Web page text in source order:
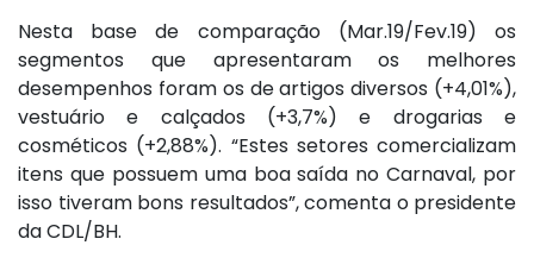
Nesta base de comparação (Mar.19/Fev.19) os
segmentos que apresentaram os melhores
desempenhos foram os de artigos diversos (+4,01%),
vestuário e calçados (+3,7%) e drogarias e
cosméticos (+2,88%). “Estes setores comercializam
itens que possuem uma boa saída no Carnaval, por
isso tiveram bons resultados”, comenta o presidente
da CDL/BH.